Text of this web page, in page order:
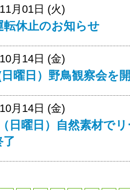
月01日 (火)
転休止のお知らせ
月14日 (金)
曜日）野鳥観察会を
月14日 (金)
日曜日）自然素材で